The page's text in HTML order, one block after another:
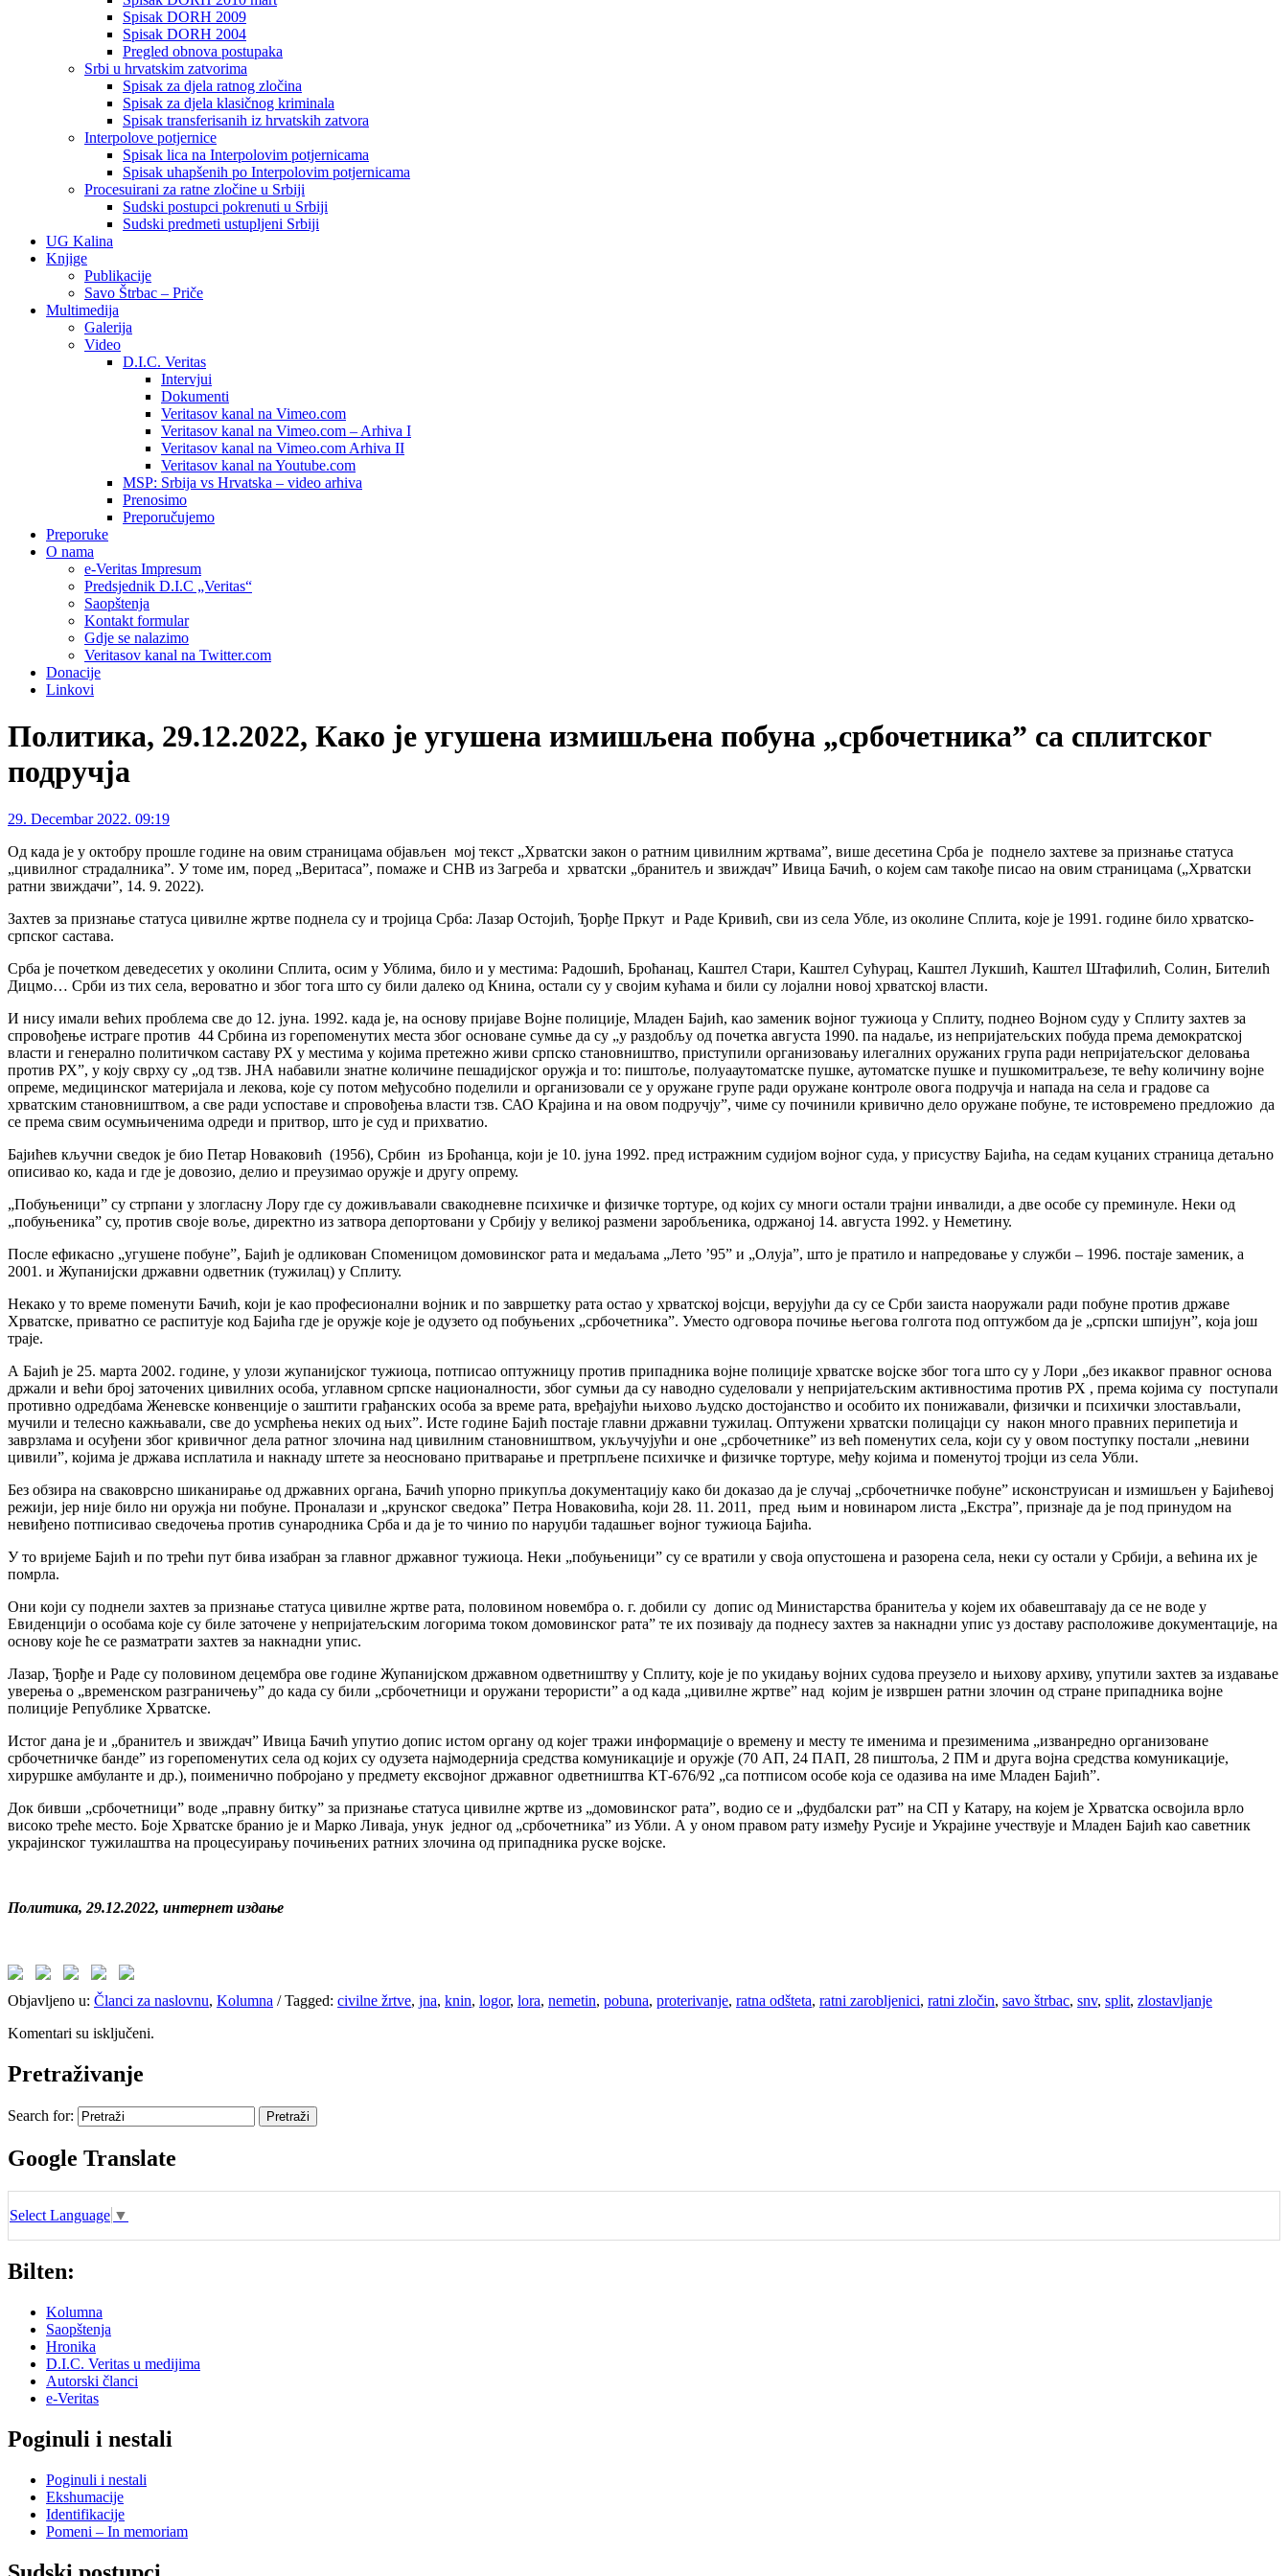
Spisak DORH 2009
Spisak DORH 2004
Pregled obnova postupaka
Srbi u hrvatskim zatvorima
Spisak za djela ratnog zločina
Spisak za djela klasičnog kriminala
Spisak transferisanih iz hrvatskih zatvora
Interpolove potjernice
Spisak lica na Interpolovim potjernicama
Spisak uhapšenih po Interpolovim potjernicama
Procesuirani za ratne zločine u Srbiji
Sudski postupci pokrenuti u Srbiji
Sudski predmeti ustupljeni Srbiji
UG Kalina
Knjige
Publikacije
Savo Štrbac – Priče
Multimedija
Galerija
Video
D.I.C. Veritas
Intervjui
Dokumenti
Veritasov kanal na Vimeo.com
Veritasov kanal na Vimeo.com – Arhiva I
Veritasov kanal na Vimeo.com Arhiva II
Veritasov kanal na Youtube.com
MSP: Srbija vs Hrvatska – video arhiva
Prenosimo
Preporučujemo
Preporuke
O nama
e-Veritas Impresum
Predsjednik D.I.C „Veritas“
Saopštenja
Kontakt formular
Gdje se nalazimo
Veritasov kanal na Twitter.com
Donacije
Linkovi
Политика, 29.12.2022, Како је угушена измишљена побуна „србочетника” са сплитског
подручја
29. Decembar 2022. 09:19
Од кадa је у октобру прошле године на овим страницама објављен мој текст „Хрватски закон о ратним цивилним жртвама”, више десетина Срба је поднело захтеве за признање статуса
„цивилног страдалника”. У томе им, поред „Веритаса”, помаже и СНВ из Загреба и хрватски „бранитељ и звиждач” Ивица Бачић, о којем сам такође писао на овим страницама („Хрватски
ратни звиждачи”, 14. 9. 2022).
Захтев за признање статуса цивилне жртве поднела су и тројица Срба: Лазар Остојић, Ђорђе Пркут и Раде Кривић, сви из села Убле, из околине Сплита, које је 1991. године било хрватско-
српског састава.
Срба је почетком деведесетих у околини Сплита, осим у Ублима, било и у местима: Радошић, Броћанац, Каштел Стари, Каштел Сућурац, Каштел Лукшић, Каштел Штафилић, Солин, Бителић
Дицмо… Срби из тих села, вероватно и због тога што су били далеко од Книна, остали су у својим кућама и били су лојални новој хрватској власти.
И нису имали већих проблема све до 12. јуна. 1992. када је, на основу пријаве Војне полиције, Младен Бајић, као заменик војног тужиоца у Сплиту, поднео Војном суду у Сплиту захтев за
спровођење истраге против 44 Србина из горепоменутих места због основане сумње да су „у раздобљу од почетка августа 1990. па надаље, из непријатељских побуда према демократској
власти и генерално политичком саставу РХ у местима у којима претежно живи српско становништво, приступили организовању илегалних оружаних група ради непријатељског деловања
против РХ”, у коју сврху су „од тзв. ЈНА набавили знатне количине пешадијског оружја и то: пиштоље, полуааутоматске пушке, аутоматске пушке и пушкомитраљезе, те већу количину војне
опреме, медицинског материјала и лекова, које су потом међусобно поделили и организовали се у оружане групе ради оружане контроле овога подручја и напада на села и градове са
хрватским становништвом, а све ради успоставе и спровођења власти тзв. САО Крајина и на овом подручју”, чиме су починили кривично дело оружане побуне, те истовремено предложио да
се према свим осумњиченима одреди и притвор, што је суд и прихватио.
Бајићев кључни сведок је био Петар Новаковић (1956), Србин из Броћанца, који је 10. јуна 1992. пред истражним судијом војног суда, у присуству Бајића, на седам куцаних страница детаљно
описивао ко, када и где је довозио, делио и преузимао оружје и другу опрему.
„Побуњеници” су стрпани у злогласну Лору где су доживљавали свакодневне психичке и физичке тортуре, од којих су многи остали трајни инвалиди, а две особе су преминуле. Неки од
„побуњеника” су, против своје воље, директно из затвора депортовани у Србију у великој размени заробљеника, одржаној 14. августа 1992. у Неметину.
После ефикасно „угушене побуне”, Бајић је одликован Споменицом домовинског рата и медаљама „Лето ’95” и „Олуја”, што је пратило и напредовање у служби – 1996. постаје заменик, а
2001. и Жупанијски државни одветник (тужилац) у Сплиту.
Некако у то време поменути Бачић, који је као професионални војник и по завршетку рата остао у хрватској војсци, верујући да су се Срби заиста наоружали ради побуне против државе
Хрватске, приватно се распитује код Бајића где је оружје које је одузето од побуњених „србочетника”. Уместо одговора почиње његова голгота под оптужбом да је „српски шпијун”, која још
траје.
А Бајић је 25. марта 2002. године, у улози жупанијског тужиоца, потписао оптужницу против припадника војне полиције хрватске војске због тога што су у Лори „без икаквог правног основа
држали и већи број заточених цивилних особа, углавном српске националности, због сумњи да су наводно суделовали у непријатељским активностима против РХ , према којима су поступали
противно одредбама Женевске конвенције о заштити грађанских особа за време рата, вређајући њихово људско достојанство и особито их понижавали, физички и психички злостављали,
мучили и телесно кажњавали, све до усмрћења неких од њих”. Исте године Бајић постаје главни државни тужилац. Оптужени хрватски полицајци су након много правних перипетија и
заврзлама и осуђени због кривичног дела ратног злочина над цивилним становништвом, укључујући и оне „србочетнике” из већ поменутих села, који су у овом поступку постали „невини
цивили”, којима је држава исплатила и накнаду штете за неосновано притварање и претрпљене психичке и физичке тортуре, међу којима и поменутој тројци из села Убли.
Без обзира на сваковрсно шиканирање од државних органа, Бачић упорно прикупља документацију како би доказао да је случај „србочетничке побуне” исконструисан и измишљен у Бајићевој
режији, јер није било ни оружја ни побуне. Проналази и „крунског сведока” Петра Новаковића, који 28. 11. 2011, пред њим и новинаром листа „Екстра”, признаје да је под принудом на
невиђено потписивао сведочења против сународника Срба и да је то чинио по наруџби тадашњег војног тужиоца Бајића.
У то вријеме Бајић и по трећи пут бива изабран за главног државног тужиоца. Неки „побуњеници” су се вратили у своја опустошена и разорена села, неки су остали у Србији, а већина их је
помрла.
Они који су поднели захтев за признање статуса цивилне жртве рата, половином новембра о. г. добили су допис од Министарства бранитеља у којем их обавештавају да се не воде у
Евиденцији о особама које су биле заточене у непријатељским логорима током домовинског рата” те их позивају да поднесу захтев за накнадни упис уз доставу расположиве документације, на
основу које ће се разматрати захтев за накнадни упис.
Лазар, Ђорђе и Раде су половином децембра ове године Жупанијском државном одветништву у Сплиту, које је по укидању војних судова преузело и њихову архиву, упутили захтев за издавање
уверења о „временском разграничењу” до када су били „србочетници и оружани терористи” а од када „цивилне жртве” над којим је извршен ратни злочин од стране припадника војне
полиције Републике Хрватске.
Истог дана је и „бранитељ и звиждач” Ивица Бачић упутио допис истом органу од којег тражи информације о времену и месту те именима и презименима „изванредно организоване
србочетничке банде” из горепоменутих села од којих су одузета најмодернија средства комуникације и оружје (70 АП, 24 ПАП, 28 пиштоља, 2 ПМ и друга војна средства комуникације,
хируршке амбуланте и др.), поименично побројано у предмету ексвојног државног одветништва КТ-676/92 „са потписом особе која се одазива на име Младен Бајић”.
Док бивши „србочетници” воде „правну битку” за признање статуса цивилне жртве из „домовинског рата”, водио се и „фудбалски рат” на СП у Катару, на којем је Хрватска освојила врло
високо треће место. Боје Хрватске бранио је и Марко Ливаја, унук једног од „србочетника” из Убли. А у оном правом рату између Русије и Украјине учествује и Младен Бајић као саветник
украјинског тужилаштва на процесуирању почињених ратних злочина од припадника руске војске.
Политика, 29.12.2022, интернет издање
Objavljeno u: Članci za naslovnu, Kolumna /Tagged: civilne žrtve, jna, knin, logor, lora, nemetin, pobuna, proterivanje, ratna odšteta, ratni zarobljenici, ratni zločin, savo štrbac, snv, split, zlostavljanje
Komentari su isključeni.
Pretraživanje
Search for:
Google Translate
Select Language ▼
Bilten:
Kolumna
Saopštenja
Hronika
D.I.C. Veritas u medijima
Autorski članci
e-Veritas
Poginuli i nestali
Poginuli i nestali
Ekshumacije
Identifikacije
Pomeni – In memoriam